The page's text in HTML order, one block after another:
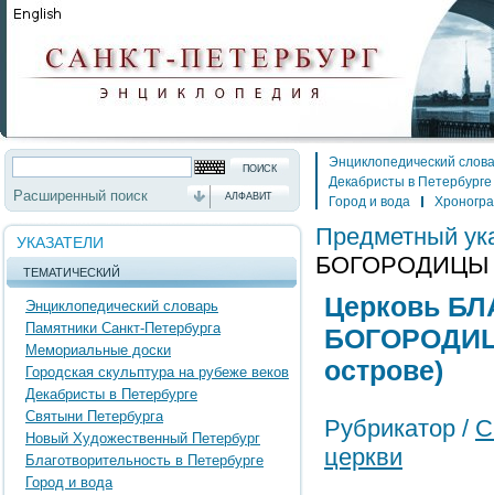
Расширенный поиск АЛФАВИТ
УКАЗАТЕЛИ
ТЕМАТИЧЕСКИЙ
Энциклопедический словарь
Памятники Санкт-Петербурга
Мемориальные доски
Городская скульптура на рубеже веков
Декабристы в Петербурге
Святыни Петербурга
Новый Художественный Петербург
Благотворительность в Петербурге
Город и вода
Энциклопедический
Декабристы в Петербурге
Город и вода
Предметный
БОГОРОДИЦЫ
Церковь
острове)
Рубрикатор /
церкви